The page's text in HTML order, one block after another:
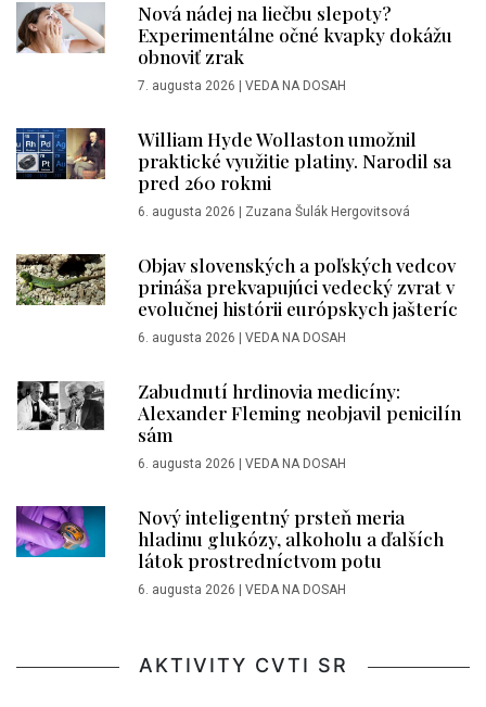
Nová nádej na liečbu slepoty?
Experimentálne očné kvapky dokážu
obnoviť zrak
7. augusta 2026 VEDA NA DOSAH
William Hyde Wollaston umožnil
praktické využitie platiny. Narodil sa
pred 260 rokmi
6. augusta 2026 Zuzana Šulák Hergovitsová
Objav slovenských a poľských vedcov
prináša prekvapujúci vedecký zvrat v
evolučnej histórii európskych jašteríc
6. augusta 2026 VEDA NA DOSAH
Zabudnutí hrdinovia medicíny:
Alexander Fleming neobjavil penicilín
sám
6. augusta 2026 VEDA NA DOSAH
Nový inteligentný prsteň meria
hladinu glukózy, alkoholu a ďalších
látok prostredníctvom potu
6. augusta 2026 VEDA NA DOSAH
AKTIVITY CVTI SR